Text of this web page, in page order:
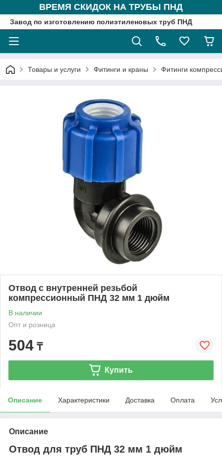
ВРЕМЯ СКИДОК НА ТРУБЫ ПНД
Завод по изготовлению полиэтиленовых труб ПНД
Товары и услуги Фитинги и краны Фитинги
Отвод с внутренней резьбой
компрессионный ПНД 32 мм 1 дюйм
В наличии
Опт и розница
504 ₸
Купить
Описание Характеристики Доставка Оплата
Описание
Отвод для труб ПНД 32 мм 1 дюйм